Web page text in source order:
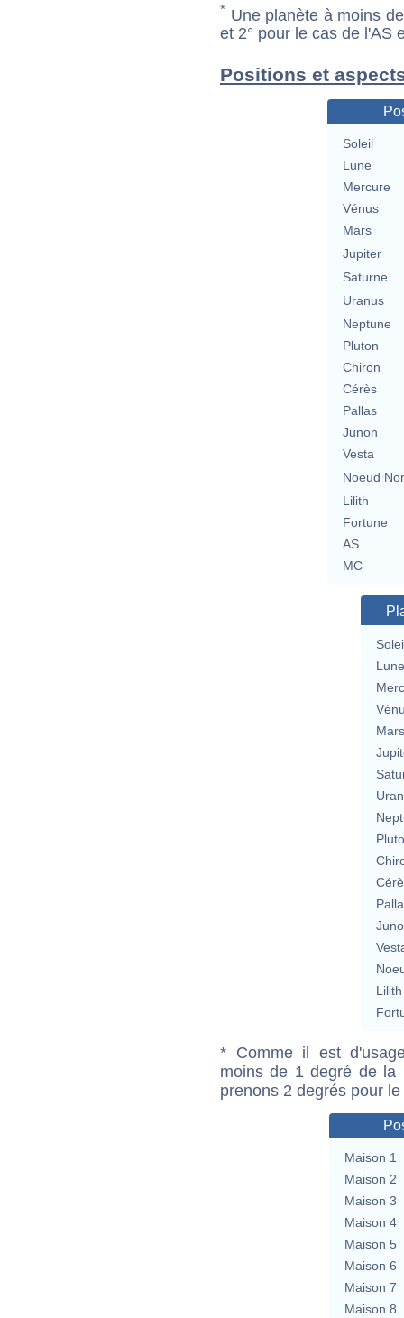
* Une planète à moins
et 2° pour le cas de l'AS
Positions et
Soleil
Lune
Mercure
Vénus
Mars
Jupiter
Saturne
Uranus
Neptune
Pluton
Chiron
Cérès
Pallas
Junon
Vesta
Noeud
Lilith
Fortune
AS
MC
Lune
Mars
Lilith
* Comme il est
moins de 1 degré de la
prenons 2 degrés pour
Maison 1
Maison 2
Maison 3
Maison 4
Maison 5
Maison 6
Maison 7
Maison 8